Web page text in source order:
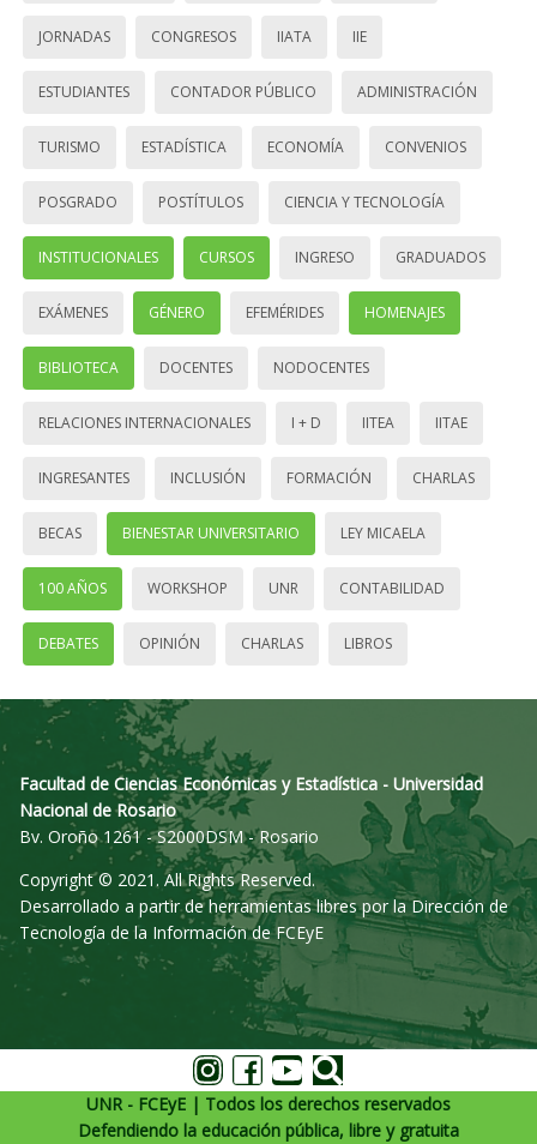
JORNADAS CONGRESOS IIATA IIE
ESTUDIANTES CONTADOR PÚBLICO ADMINISTRACIÓN
TURISMO ESTADÍSTICA ECONOMÍA CONVENIOS
POSGRADO POSTÍTULOS CIENCIA Y TECNOLOGÍA
INSTITUCIONALES CURSOS INGRESO GRADUADOS
EXÁMENES GÉNERO EFEMÉRIDES HOMENAJES
BIBLIOTECA DOCENTES NODOCENTES
RELACIONES INTERNACIONALES I + D IITEA IITAE
INGRESANTES INCLUSIÓN FORMACIÓN CHARLAS
BECAS BIENESTAR UNIVERSITARIO LEY MICAELA
100 AÑOS WORKSHOP UNR CONTABILIDAD
DEBATES OPINIÓN CHARLAS LIBROS
Facultad de Ciencias Económicas y Estadística - Universidad
Nacional de Rosario
Bv. Oroño 1261 - S2000DSM - Rosario
Copyright © 2021. All Rights Reserved.
Desarrollado a partir de herramientas libres por la Dirección de
Tecnología de la Información de FCEyE
UNR - FCEyE | Todos los derechos reservados
Defendiendo la educación pública, libre y gratuita